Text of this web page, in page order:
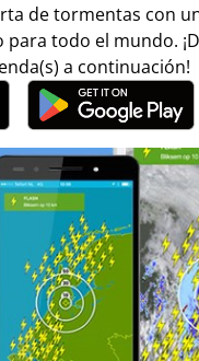
de tormentas con
todo el mundo.
a continuación!